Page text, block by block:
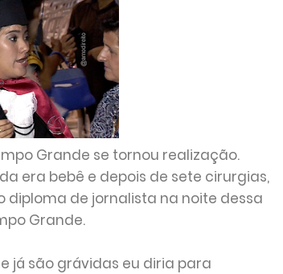
Grande se tornou realização.
era bebê e depois de sete cirurgias,
diploma de jornalista na noite dessa
Grande.
já são grávidas eu diria para